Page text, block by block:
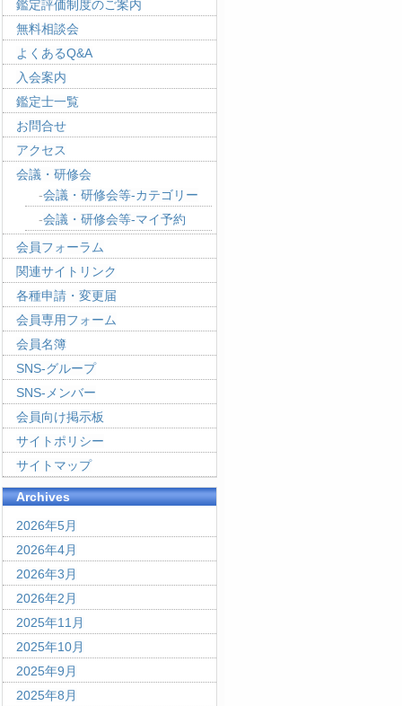
鑑定評価制度のご案内
無料相談会
よくあるQ&A
入会案内
鑑定士一覧
お問合せ
アクセス
会議・研修会
会議・研修会等-カテゴリー
会議・研修会等-マイ予約
会員フォーラム
関連サイトリンク
各種申請・変更届
会員専用フォーム
会員名簿
SNS-グループ
SNS-メンバー
会員向け掲示板
サイトポリシー
サイトマップ
Archives
2026年5月
2026年4月
2026年3月
2026年2月
2025年11月
2025年10月
2025年9月
2025年8月